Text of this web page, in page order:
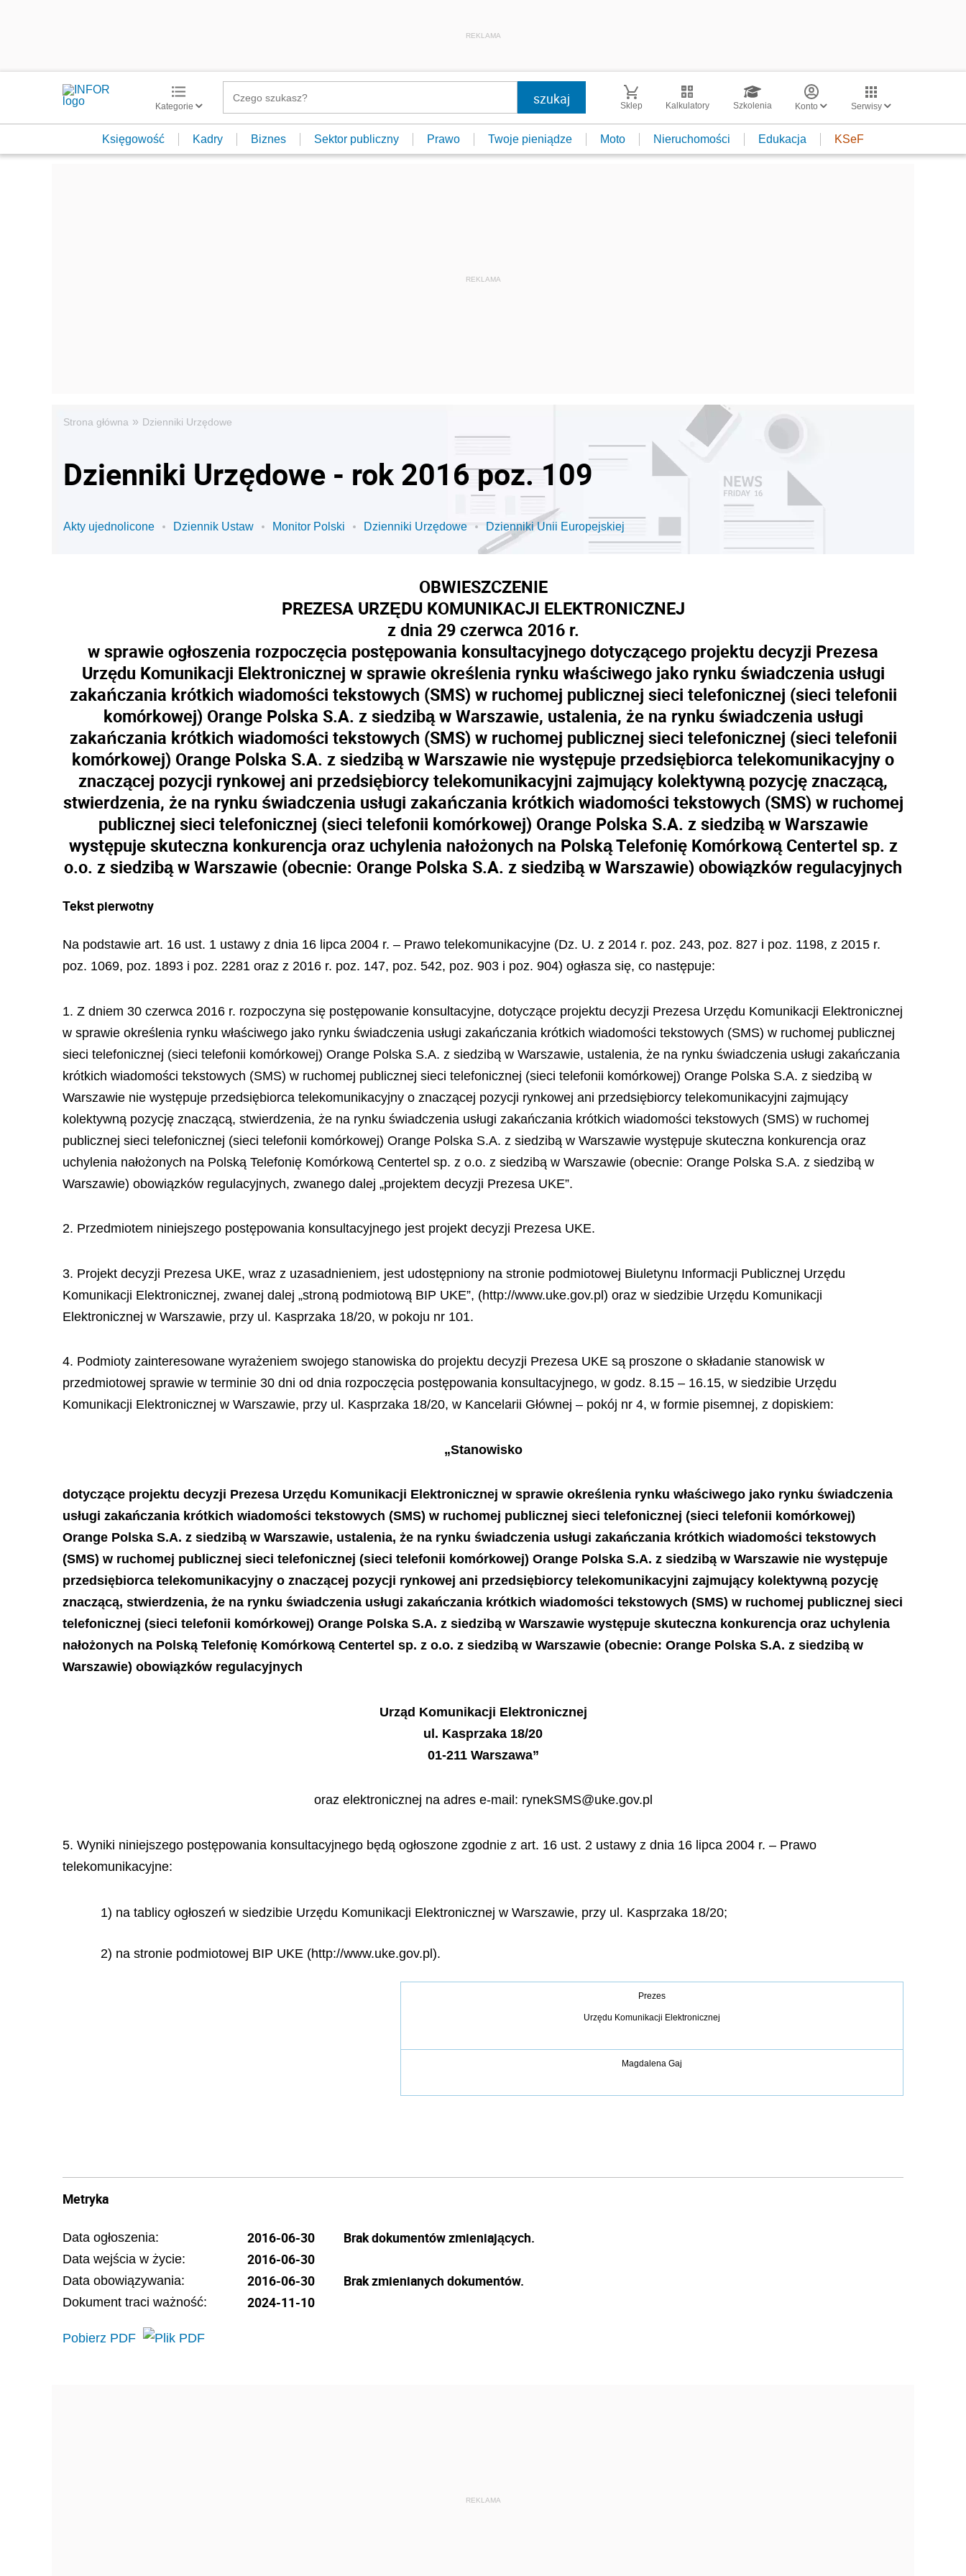
REKLAMA
Kategorie Sklep Kalkulatory Szkolenia Konto Serwisy
Księgowość Kadry Biznes Sektor publiczny Prawo Twoje pieniądze Moto Nieruchomości Edukacja KSeF
Strona główna » Dzienniki Urzędowe
Dzienniki Urzędowe - rok 2016 poz. 109
Akty ujednolicone Dziennik Ustaw Monitor Polski Dzienniki Urzędowe Dzienniki Unii Europejskiej
OBWIESZCZENIE
PREZESA URZĘDU KOMUNIKACJI ELEKTRONICZNEJ
z dnia 29 czerwca 2016 r.
w sprawie ogłoszenia rozpoczęcia postępowania konsultacyjnego dotyczącego projektu decyzji Prezesa
Urzędu Komunikacji Elektronicznej w sprawie określenia rynku właściwego jako rynku świadczenia usługi
zakańczania krótkich wiadomości tekstowych (SMS) w ruchomej publicznej sieci telefonicznej (sieci telefonii
komórkowej) Orange Polska S.A. z siedzibą w Warszawie, ustalenia, że na rynku świadczenia usługi
zakańczania krótkich wiadomości tekstowych (SMS) w ruchomej publicznej sieci telefonicznej (sieci telefonii
komórkowej) Orange Polska S.A. z siedzibą w Warszawie nie występuje przedsiębiorca telekomunikacyjny o
znaczącej pozycji rynkowej ani przedsiębiorcy telekomunikacyjni zajmujący kolektywną pozycję znaczącą,
stwierdzenia, że na rynku świadczenia usługi zakańczania krótkich wiadomości tekstowych (SMS) w ruchomej
publicznej sieci telefonicznej (sieci telefonii komórkowej) Orange Polska S.A. z siedzibą w Warszawie
występuje skuteczna konkurencja oraz uchylenia nałożonych na Polską Telefonię Komórkową Centertel sp. z
o.o. z siedzibą w Warszawie (obecnie: Orange Polska S.A. z siedzibą w Warszawie) obowiązków regulacyjnych
Tekst pierwotny
Na podstawie art. 16 ust. 1 ustawy z dnia 16 lipca 2004 r. – Prawo telekomunikacyjne (Dz. U. z 2014 r. poz. 243, poz. 827 i poz. 1198, z 2015 r.
poz. 1069, poz. 1893 i poz. 2281 oraz z 2016 r. poz. 147, poz. 542, poz. 903 i poz. 904) ogłasza się, co następuje:
1. Z dniem 30 czerwca 2016 r. rozpoczyna się postępowanie konsultacyjne, dotyczące projektu decyzji Prezesa Urzędu Komunikacji Elektronicznej
w sprawie określenia rynku właściwego jako rynku świadczenia usługi zakańczania krótkich wiadomości tekstowych (SMS) w ruchomej publicznej
sieci telefonicznej (sieci telefonii komórkowej) Orange Polska S.A. z siedzibą w Warszawie, ustalenia, że na rynku świadczenia usługi zakańczania
krótkich wiadomości tekstowych (SMS) w ruchomej publicznej sieci telefonicznej (sieci telefonii komórkowej) Orange Polska S.A. z siedzibą w
Warszawie nie występuje przedsiębiorca telekomunikacyjny o znaczącej pozycji rynkowej ani przedsiębiorcy telekomunikacyjni zajmujący
kolektywną pozycję znaczącą, stwierdzenia, że na rynku świadczenia usługi zakańczania krótkich wiadomości tekstowych (SMS) w ruchomej
publicznej sieci telefonicznej (sieci telefonii komórkowej) Orange Polska S.A. z siedzibą w Warszawie występuje skuteczna konkurencja oraz
uchylenia nałożonych na Polską Telefonię Komórkową Centertel sp. z o.o. z siedzibą w Warszawie (obecnie: Orange Polska S.A. z siedzibą w
Warszawie) obowiązków regulacyjnych, zwanego dalej „projektem decyzji Prezesa UKE”.
2. Przedmiotem niniejszego postępowania konsultacyjnego jest projekt decyzji Prezesa UKE.
3. Projekt decyzji Prezesa UKE, wraz z uzasadnieniem, jest udostępniony na stronie podmiotowej Biuletynu Informacji Publicznej Urzędu
Komunikacji Elektronicznej, zwanej dalej „stroną podmiotową BIP UKE”, (http://www.uke.gov.pl) oraz w siedzibie Urzędu Komunikacji
Elektronicznej w Warszawie, przy ul. Kasprzaka 18/20, w pokoju nr 101.
4. Podmioty zainteresowane wyrażeniem swojego stanowiska do projektu decyzji Prezesa UKE są proszone o składanie stanowisk w
przedmiotowej sprawie w terminie 30 dni od dnia rozpoczęcia postępowania konsultacyjnego, w godz. 8.15 – 16.15, w siedzibie Urzędu
Komunikacji Elektronicznej w Warszawie, przy ul. Kasprzaka 18/20, w Kancelarii Głównej – pokój nr 4, w formie pisemnej, z dopiskiem:
„Stanowisko
dotyczące projektu decyzji Prezesa Urzędu Komunikacji Elektronicznej w sprawie określenia rynku właściwego jako rynku świadczenia
usługi zakańczania krótkich wiadomości tekstowych (SMS) w ruchomej publicznej sieci telefonicznej (sieci telefonii komórkowej)
Orange Polska S.A. z siedzibą w Warszawie, ustalenia, że na rynku świadczenia usługi zakańczania krótkich wiadomości tekstowych
(SMS) w ruchomej publicznej sieci telefonicznej (sieci telefonii komórkowej) Orange Polska S.A. z siedzibą w Warszawie nie występuje
przedsiębiorca telekomunikacyjny o znaczącej pozycji rynkowej ani przedsiębiorcy telekomunikacyjni zajmujący kolektywną pozycję
znaczącą, stwierdzenia, że na rynku świadczenia usługi zakańczania krótkich wiadomości tekstowych (SMS) w ruchomej publicznej sieci
telefonicznej (sieci telefonii komórkowej) Orange Polska S.A. z siedzibą w Warszawie występuje skuteczna konkurencja oraz uchylenia
nałożonych na Polską Telefonię Komórkową Centertel sp. z o.o. z siedzibą w Warszawie (obecnie: Orange Polska S.A. z siedzibą w
Warszawie) obowiązków regulacyjnych
Urząd Komunikacji Elektronicznej
ul. Kasprzaka 18/20
01-211 Warszawa”
oraz elektronicznej na adres e-mail: rynekSMS@uke.gov.pl
5. Wyniki niniejszego postępowania konsultacyjnego będą ogłoszone zgodnie z art. 16 ust. 2 ustawy z dnia 16 lipca 2004 r. – Prawo
telekomunikacyjne:
1) na tablicy ogłoszeń w siedzibie Urzędu Komunikacji Elektronicznej w Warszawie, przy ul. Kasprzaka 18/20;
2) na stronie podmiotowej BIP UKE (http://www.uke.gov.pl).
Prezes
Urzędu Komunikacji Elektronicznej
Magdalena Gaj
Metryka
Data ogłoszenia: 2016-06-30
Data wejścia w życie: 2016-06-30
Data obowiązywania: 2016-06-30
Dokument traci ważność: 2024-11-10
Pobierz PDF
Brak dokumentów zmieniających.
Brak zmienianych dokumentów.